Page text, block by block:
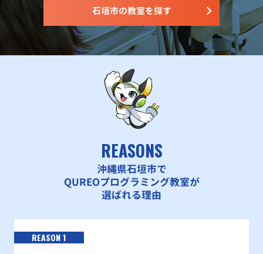
石垣市の教室を探す
REASONS
沖縄県石垣市で
QUREOプログラミング教室が
選ばれる理由
REASON 1